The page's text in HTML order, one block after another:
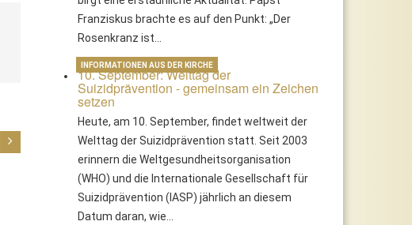
Advent – Bedeutung und gelebte
Traditionen
Mariä Himmelfahrt – Ein
Franziskus brachte es auf den Punkt: „Der
Rosenkranz ist…
10. September: Welttag der
Suizidprävention - gemeinsam ein Zeichen
setzen
Heute, am 10. September, findet weltweit der
Welttag der Suizidprävention statt. Seit 2003
erinnern die Weltgesundheitsorganisation
(WHO) und die Internationale Gesellschaft für
Suizidprävention (IASP) jährlich an diesem
Datum daran, wie…
INFORMATIONEN AUS DER KIRCHE